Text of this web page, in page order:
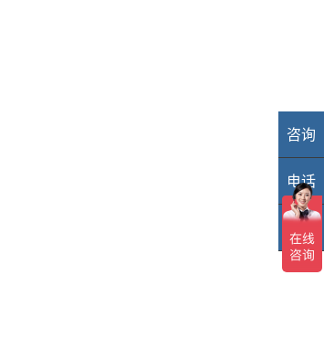
业
咨询
电话
TOP